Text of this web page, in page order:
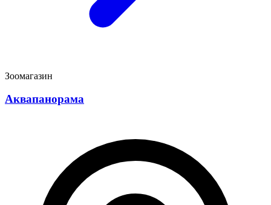
Зоомагазин
Аквапанорама